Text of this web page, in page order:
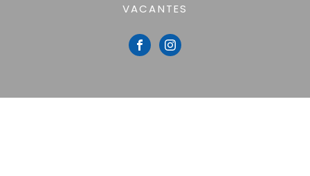
VACANTES